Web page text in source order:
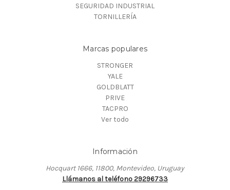
SEGURIDAD INDUSTRIAL
TORNILLERÍA
Marcas populares
STRONGER
YALE
GOLDBLATT
PRIVE
TACPRO
Ver todo
Información
Hocquart 1666, 11800, Montevideo, Uruguay
Llámanos al teléfono 29296733